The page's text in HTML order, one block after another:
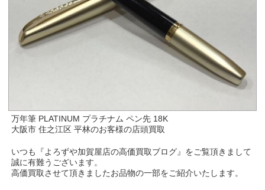
万年筆 PLATINUM プラチナム ペン先 18K
大阪市 住之江区 平林のお客様の店頭買取
いつも『よろずや加賀屋店の高価買取ブログ』をご覧頂きまして
誠に有難うございます。
高価買取させて頂きましたお品物の一部をご紹介いたします。